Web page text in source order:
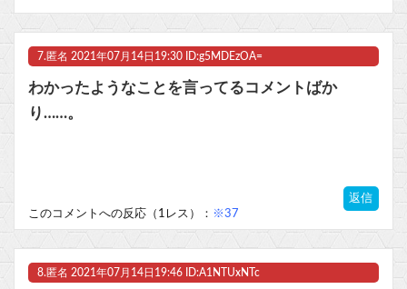
7. 匿名 2021年07月14日19:30 ID:g5MDEzOA=
わかったようなことを言ってるコメントばか
り……。
返信
このコメントへの反応（1レス）： ※37
8. 匿名 2021年07月14日19:46 ID:A1NTUxNTc